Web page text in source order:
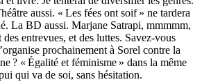
aussi. « Les fées ont soif » ne tardera
La BD aussi. Marjane Satrapi, mmmmm,
entrevues, et des luttes. Savez-vous
prochainement à Sorel contre la
? « Égalité et féminisme » dans la même
qui va de soi, sans hésitation.